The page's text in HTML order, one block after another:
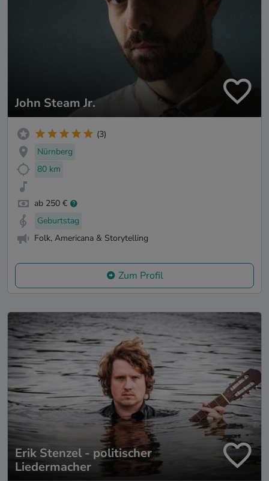
John Steam Jr.
(3)
Nürnberg
80 km
ab 250 €
Geburtstag
Folk, Americana & Storytelling
Zum Profil
Erik Stenzel - politischer
Liedermacher